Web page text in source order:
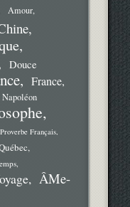
Amour
Douce
France
Napoléon
Proverbe Français
ÂMe-